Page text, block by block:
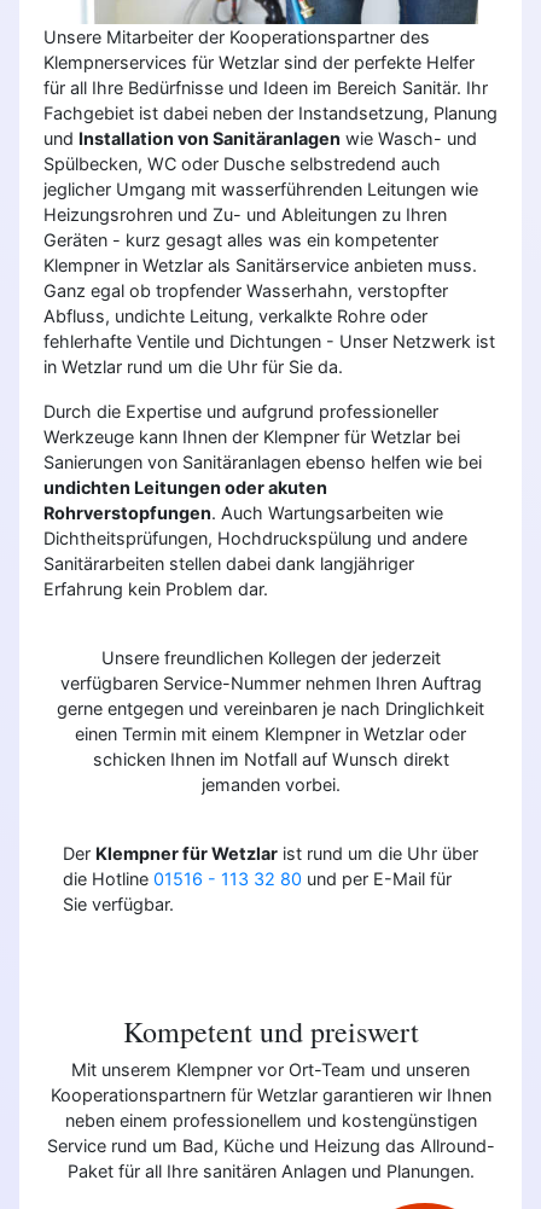
Unsere Mitarbeiter der Kooperationspartner des
Klempnerservices für Wetzlar sind der perfekte Helfer
für all Ihre Bedürfnisse und Ideen im Bereich Sanitär. Ihr
Fachgebiet ist dabei neben der Instandsetzung, Planung
und Installation von Sanitäranlagen wie Wasch- und
Spülbecken, WC oder Dusche selbstredend auch
jeglicher Umgang mit wasserführenden Leitungen wie
Heizungsrohren und Zu- und Ableitungen zu Ihren
Geräten - kurz gesagt alles was ein kompetenter
Klempner in Wetzlar als Sanitärservice anbieten muss.
Ganz egal ob tropfender Wasserhahn, verstopfter
Abfluss, undichte Leitung, verkalkte Rohre oder
fehlerhafte Ventile und Dichtungen - Unser Netzwerk ist
in Wetzlar rund um die Uhr für Sie da.
Durch die Expertise und aufgrund professioneller
Werkzeuge kann Ihnen der Klempner für Wetzlar bei
Sanierungen von Sanitäranlagen ebenso helfen wie bei
undichten Leitungen oder akuten
Rohrverstopfungen. Auch Wartungsarbeiten wie
Dichtheitsprüfungen, Hochdruckspülung und andere
Sanitärarbeiten stellen dabei dank langjähriger
Erfahrung kein Problem dar.
Unsere freundlichen Kollegen der jederzeit
verfügbaren Service-Nummer nehmen Ihren Auftrag
gerne entgegen und vereinbaren je nach Dringlichkeit
einen Termin mit einem Klempner in Wetzlar oder
schicken Ihnen im Notfall auf Wunsch direkt
jemanden vorbei.
Der Klempner für Wetzlar ist rund um die Uhr über
die Hotline 01516 - 113 32 80 und per E-Mail für
Sie verfügbar.
Kompetent und preiswert
Mit unserem Klempner vor Ort-Team und unseren
Kooperationspartnern für Wetzlar garantieren wir Ihnen
neben einem professionellem und kostengünstigen
Service rund um Bad, Küche und Heizung das Allround-
Paket für all Ihre sanitären Anlagen und Planungen.